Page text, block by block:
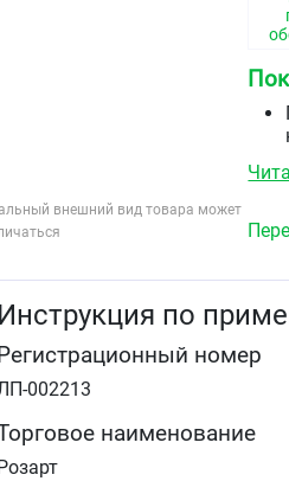
внешний вид товара может
Инструкция по
номер
002213
наименование